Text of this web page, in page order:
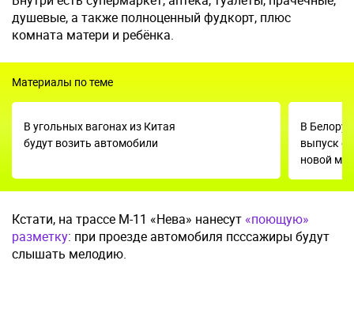
душевые, а также полноценный фудкорт, плюс
комната матери и ребёнка.
Материалы по теме
В угольных вагонах из Китая
будут возить автомобили
В
выпуск
новой
Кстати, на трассе М-11 «Нева» нанесут «поющую»
разметку: при проезде автомобиля псссажиры будут
слышать мелодию.